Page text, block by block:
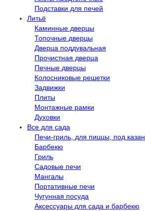
Подставки для печей
Литьё
Каминные дверцы
Топочные дверцы
Дверца поддувальная
Прочистная дверца
Печные дверцы
Колосниковые решетки
Задвижки
Плиты
Монтажные рамки
Духовки
Все для сада
Печи-гриль, для пиццы, под казан
Барбекю
Гриль
Садовые печи
Мангалы
Портативные печи
Чугунная посуда
Аксессуары для сада и барбекю